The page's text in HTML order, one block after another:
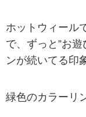
ホットウィール
で、ずっと”お
ンが続いてる印
緑色のカラーリ